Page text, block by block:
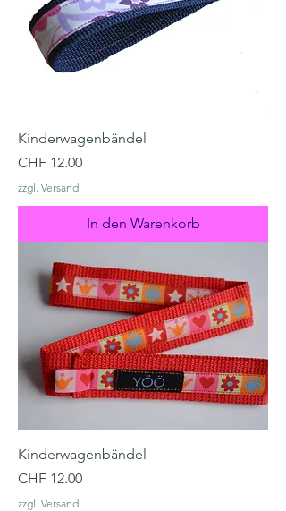
Kinderwagenbändel
Preis
CHF 12.00
zzgl. Versand
In den Warenkorb
Kinderwagenbändel
Preis
CHF 12.00
zzgl. Versand